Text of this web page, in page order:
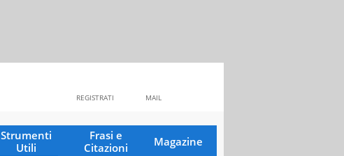
MAIL
REGISTRATI
Strumenti
Utili
Frasi e
Citazioni
Magazine